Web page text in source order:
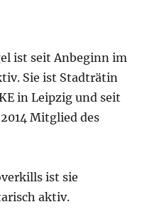
ist seitAnbeginn im
Sie ist Stadträtin
in Leipzig und seit
Mitglied des
ist sie
aktiv.